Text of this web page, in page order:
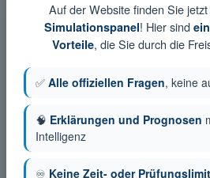
Auf der Website finden Sie
Simulationspanel! Hier sind
Vorteile, die Sie durch die
✅ Alle offiziellen Fragen, keine
🧠 Erklärungen und Prognosen
Intelligenz
♾️ Keine Zeit- oder